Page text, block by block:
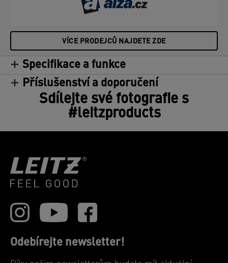
čističky vzduchu doporučujeme vyměňovat filtrační
HEPA buben každých 12 měsíců (v závislosti na
vzduchu Leitz TruSens Z-1000.
VÍCE PRODEJCŮ NAJDETE ZDE
Specifikace a funkce
Příslušenství a doporučení
Sdílejte své fotografie s
#leitzproducts
Odebírejte newsletter!